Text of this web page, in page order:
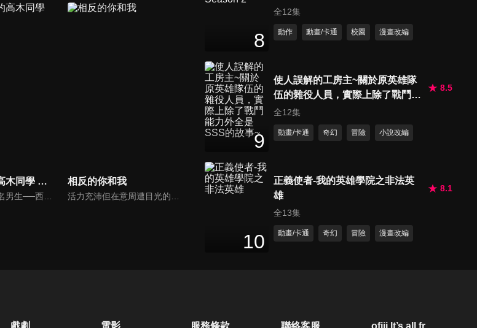
擅長捉弄人的高木同學 第三季
在某間國中，一名男生──西片總是受到坐在隔壁的女生──高木捉弄。西片企圖想捉弄回去，卻總是被高木識破伎倆。西片每天都絞盡腦汁，想盡各種方法要讓高木嚇一大跳……是要攻其不備，還是要引誘其上鉤──微笑心動指數100%的「捉弄戰」，終於要進入最終回合了嗎……！？
相反的你和我
活力充沛但在意周遭目光的鈴木，正在單戀勇於表達自己意見的文靜男子・谷同學。可是鈴木因為太在意周遭的目光，無法用平常心跟谷同學相處，總是亂搭話…某天鈴木終於鼓起勇氣，試著約谷同學一起回家，結果…！？
8
全12集
動作 動畫/卡通 校園 漫畫改編
9
使人誤解的工房主~關於原英雄隊
伍的雜役人員，實際上除了戰鬥能
力外全是SSS的故事~
8.5
全12集
動畫/卡通 奇幻 冒險 小說改編
10
正義使者-我的英雄學院之非法英
雄
8.1
全13集
動畫/卡通 奇幻 冒險 漫畫改編
戲劇 電影 服務條款 聯絡客服